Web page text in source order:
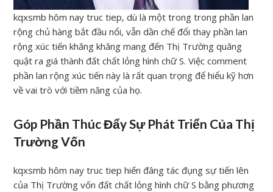
kqxsmb hôm nay truc tiep, dù là một trong trong phần lan
rộng chủ hàng bắt đầu nổi, vẫn dần chế đổi thay phần lan
rộng xúc tiến khăng khăng mang đến Thị Trường quăng
quật ra giá thành đất chất lỏng hình chữ S. Việc comment
phần lan rộng xúc tiến này là rất quan trọng để hiểu kỹ hơn
về vai trò với tiềm năng của họ.
Góp Phần Thúc Đẩy Sự Phát Triển Của Thị
Trường Vốn
kqxsmb hôm nay truc tiep hiến đâng tác đụng sự tiến lên
của Thị Trường vốn đất chất lỏng hình chữ S bằng phương